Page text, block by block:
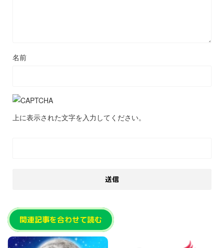
名前
上に表示された文字を入力してください。
関連記事を合わせて読む